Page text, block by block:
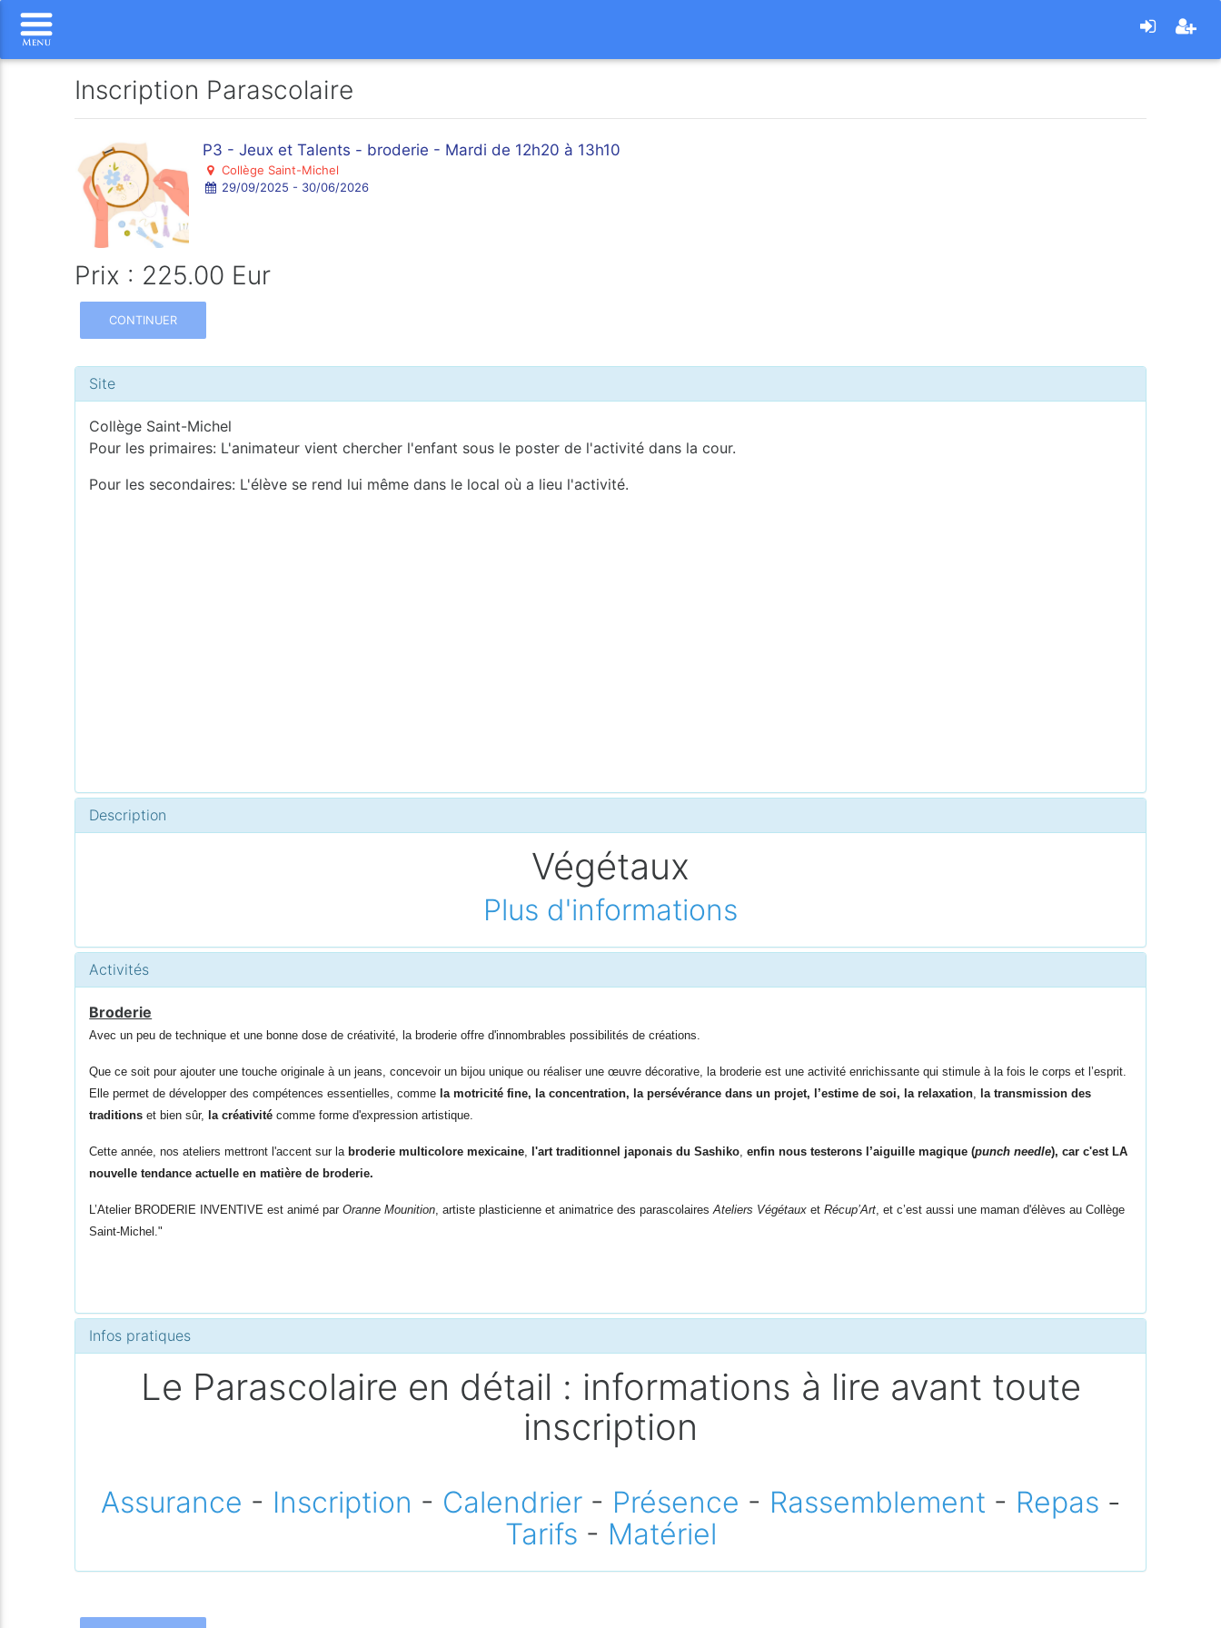
Inscription Parascolaire
P3 - Jeux et Talents - broderie - Mardi de 12h20 à 13h10
Collège Saint-Michel
29/09/2025 - 30/06/2026
Prix : 225.00 Eur
CONTINUER
Site
Collège Saint-Michel
Pour les primaires: L'animateur vient chercher l'enfant sous le poster de l'activité dans la cour.
Pour les secondaires: L'élève se rend lui même dans le local où a lieu l'activité.
Description
Végétaux
Plus d'informations
Activités
Broderie
Avec un peu de technique et une bonne dose de créativité, la broderie offre d'innombrables possibilités de créations.
Que ce soit pour ajouter une touche originale à un jeans, concevoir un bijou unique ou réaliser une œuvre décorative, la broderie est une activité enrichissante qui stimule à la fois le corps et l’esprit.
Elle permet de développer des compétences essentielles, comme la motricité fine, la concentration, la persévérance dans un projet, l’estime de soi, la relaxation la transmission des
traditionset bien sûr, la créativité comme forme d'expression artistique.
Cette année, nos ateliers mettront l'accent sur la broderie multicolore mexicaine l'art traditionnel japonais du Sashiko ,enfin nous testerons l’aiguille magique (punch needle), car c'est LA
nouvelle tendance actuelle en matière de broderie.
L’Atelier BRODERIE INVENTIVE est animé parOranne Mounition , artiste plasticienne et animatrice des parascolairesAteliers Végétaux etRécup’Art , et c’est aussi une maman d'élèves au Collège
Saint-Michel."
Infos pratiques
Le Parascolaire en détail : informations à lire avant toute
inscription
Assurance - Inscription - Calendrier- Présence - Rassemblement - Repas -
Tarifs - Matériel